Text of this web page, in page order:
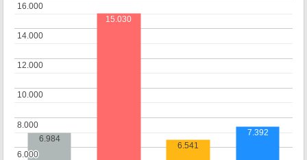
6.000
6.000
8.000
8.000
10.000
10.000
12.000
12.000
14.000
14.000
16.000
16.000
6.984
15.030
6.541
7.392